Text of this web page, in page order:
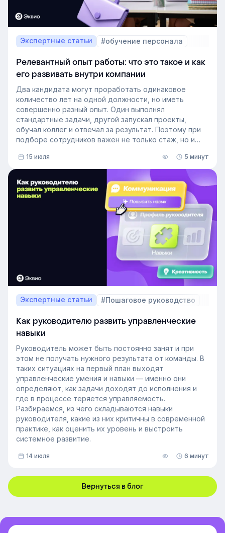
Экспертные статьи #обучение персонала
Релевантный опыт работы: что это такое и как
его развивать внутри компании
Два кандидата могут проработать одинаковое
количество лет на одной должности, но иметь
совершенно разный опыт. Один выполнял
стандартные задачи, другой запускал проекты,
обучал коллег и отвечал за результат. Поэтому при
подборе сотрудников важен не только стаж, но и
В этой статье разберём, релевантный опыт работы
— что это на практике, как оценивать его при найме
и внутренних переводах, почему не всегда стоит
искать полностью готовых специалистов и как
развивать нужные компетенции внутри компании.
15 июля 5 минут
Экспертные статьи #Пошаговое руководство
Как руководителю развить управленческие
навыки
Руководитель может быть постоянно занят и при
этом не получать нужного результата от команды. В
таких ситуациях на первый план выходят
управленческие умения и навыки — именно они
определяют, как задачи доходят до исполнения и
где в процессе теряется управляемость.
Разбираемся, из чего складываются навыки
руководителя, какие из них критичны в современной
практике, как оценить их уровень и выстроить
системное развитие.
14 июля 6 минут
Вернуться в блог